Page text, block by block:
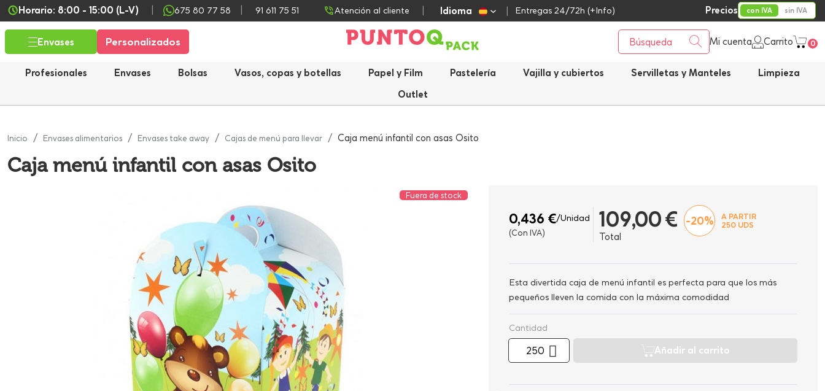
Horario: 8:00 - 15:00 (L-V) 675 80 77 58 91 611 75 51 Atención al cliente Idioma Precios con IVA sin IVA
Entregas 24/72h (+Info)
Envases Personalizados Mi cuenta Carrito 0
Profesionales Envases Bolsas Vasos, copas y botellas Papel y Film Pastelería Vajilla y cubiertos Servilletas y Manteles
Limpieza
Outlet
Inicio Envases alimentarios Envases take away Cajas de menú para llevar Caja menú infantil con asas Osito
Caja menú infantil con asas Osito
Fuera de stock
0,436 €/Unidad
(Con IVA)
109,00 €
Total
-20%
A PARTIR
250 UDS
Esta divertida caja de menú infantil es perfecta para que los más
pequeños lleven la comida con la máxima comodidad
Cantidad
Añadir al carrito